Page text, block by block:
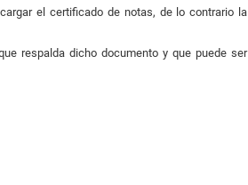
el certificado de notas, de lo contrario la
respalda dicho documento y que puede ser